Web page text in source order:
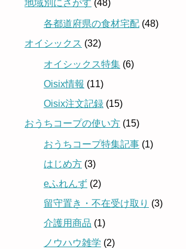
地域別にさがす (48)
各都道府県の食材宅配 (48)
オイシックス (32)
オイシックス特集 (6)
Oisix情報 (11)
Oisix注文記録 (15)
おうちコープの使い方 (15)
おうちコープ特集記事 (1)
はじめ方 (3)
eふれんず (2)
留守置き・不在受け取り (3)
介護用商品 (1)
ノウハウ雑学 (2)